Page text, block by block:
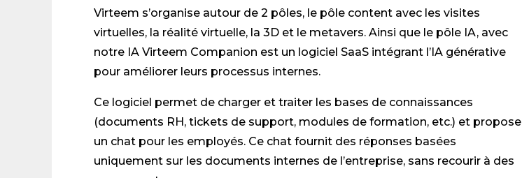
Virteem s’organise autour de 2 pôles, le pôle content avec les visites
virtuelles, la réalité virtuelle, la 3D et le metavers. Ainsi que le pôle IA, avec
notre IA Virteem Companion est un logiciel SaaS intégrant l’IA générative
pour améliorer leurs processus internes.
Ce logiciel permet de charger et traiter les bases de connaissances
(documents RH, tickets de support, modules de formation, etc.) et propose
un chat pour les employés. Ce chat fournit des réponses basées
uniquement sur les documents internes de l’entreprise, sans recourir à des